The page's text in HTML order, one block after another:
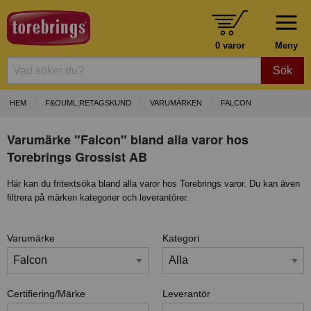
Meny
0 varor
Sök
HEM F&OUML;RETAGSKUND VARUMÄRKEN FALCON
Varumärke "Falcon" bland alla varor hos
Torebrings Grossist AB
Här kan du fritextsöka bland alla varor hos Torebrings varor. Du kan även
filtrera på märken kategorier och leverantörer.
Varumärke Kategori
Certifiering/Märke Leverantör